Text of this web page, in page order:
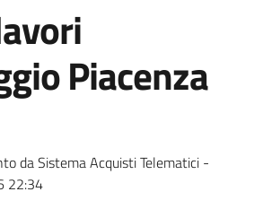
Piacenza
da Sistema Acquisti Telematici -
22:34